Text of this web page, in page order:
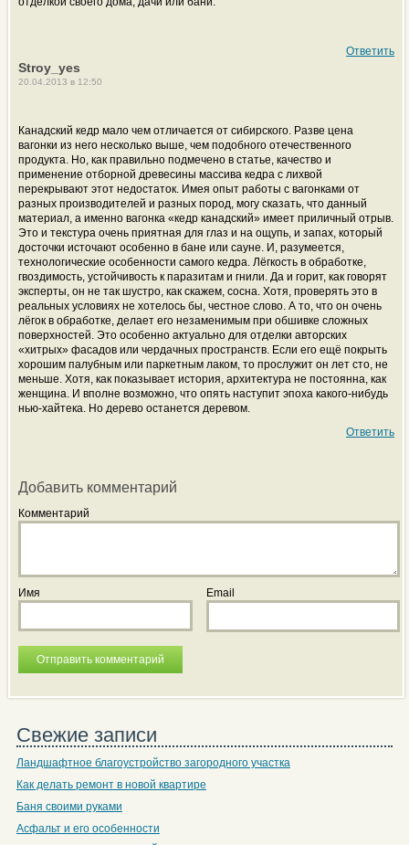
Ответить
Stroy_yes
20.04.2013 в 12:50
Канадский кедр мало чем отличается от сибирского. Разве цена
вагонки из него несколько выше, чем подобного отечественного
продукта. Но, как правильно подмечено в статье, качество и
применение отборной древесины массива кедра с лихвой
перекрывают этот недостаток. Имея опыт работы с вагонками от
разных производителей и разных пород, могу сказать, что данный
материал, а именно вагонка «кедр канадский» имеет приличный отрыв.
Это и текстура очень приятная для глаз и на ощупь, и запах, который
досточки источают особенно в бане или сауне. И, разумеется,
технологические особенности самого кедра. Лёгкость в обработке,
гвоздимость, устойчивость к паразитам и гнили. Да и горит, как говорят
эксперты, он не так шустро, как скажем, сосна. Хотя, проверять это в
реальных условиях не хотелось бы, честное слово. А то, что он очень
лёгок в обработке, делает его незаменимым при обшивке сложных
поверхностей. Это особенно актуально для отделки авторских
«хитрых» фасадов или чердачных пространств. Если его ещё покрыть
хорошим палубным или паркетным лаком, то прослужит он лет сто, не
меньше. Хотя, как показывает история, архитектура не постоянна, как
женщина. И вполне возможно, что опять наступит эпоха какого-нибудь
нью-хайтека. Но дерево останется деревом.
Ответить
Добавить комментарий
Комментарий
Имя Email
Свежие записи
Ландшафтное благоустройство загородного участка
Как делать ремонт в новой квартире
Баня своими руками
Асфальт и его особенности